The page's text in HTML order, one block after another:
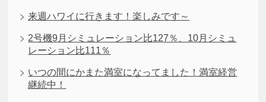
来週ハワイに行きます！楽しみです～
2号機9月シミュレーション比127％、10月シミュ
レーション比111％
いつの間にかまた満室になってました！満室経営
継続中！